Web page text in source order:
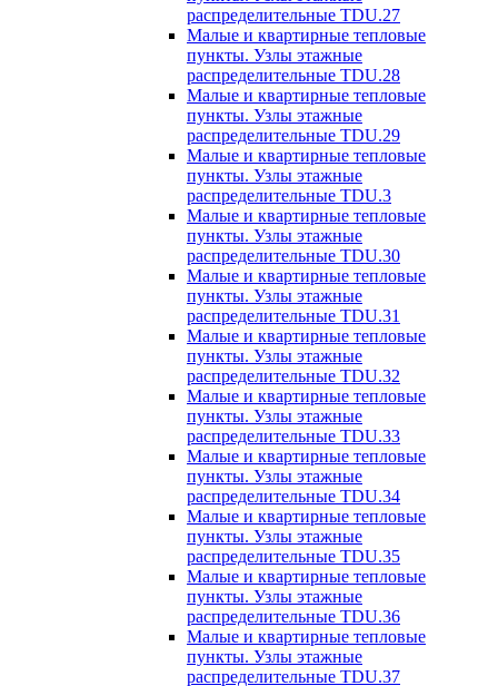
распределительные TDU.27
Малые и квартирные тепловые
пункты. Узлы этажные
распределительные TDU.28
Малые и квартирные тепловые
пункты. Узлы этажные
распределительные TDU.29
Малые и квартирные тепловые
пункты. Узлы этажные
распределительные TDU.3
Малые и квартирные тепловые
пункты. Узлы этажные
распределительные TDU.30
Малые и квартирные тепловые
пункты. Узлы этажные
распределительные TDU.31
Малые и квартирные тепловые
пункты. Узлы этажные
распределительные TDU.32
Малые и квартирные тепловые
пункты. Узлы этажные
распределительные TDU.33
Малые и квартирные тепловые
пункты. Узлы этажные
распределительные TDU.34
Малые и квартирные тепловые
пункты. Узлы этажные
распределительные TDU.35
Малые и квартирные тепловые
пункты. Узлы этажные
распределительные TDU.36
Малые и квартирные тепловые
пункты. Узлы этажные
распределительные TDU.37